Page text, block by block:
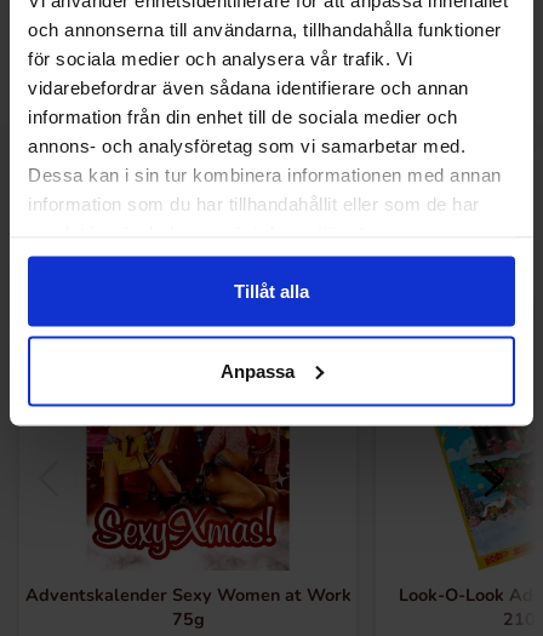
och annonserna till användarna, tillhandahålla funktioner
för sociala medier och analysera vår trafik. Vi
vidarebefordrar även sådana identifierare och annan
information från din enhet till de sociala medier och
annons- och analysföretag som vi samarbetar med.
Dessa kan i sin tur kombinera informationen med annan
information som du har tillhandahållit eller som de har
Tillåt alla
Anpassa
Alin hinta viimeisten 30 päivän aikana on22.14 EUR
(2026-08-06 )
Muut pitivät
Adventskalender Sexy Women at Work
75g
Look-O-Look